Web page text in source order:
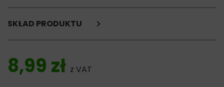
SKŁAD PRODUKTU
warzywa, minerały.
Składniki analityczne:
8,99 zł z VAT